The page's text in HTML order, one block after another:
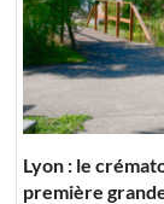
Lyon : le
première